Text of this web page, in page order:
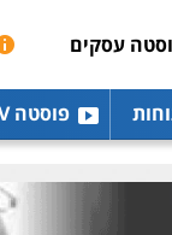
עסקים
פוסטה TV